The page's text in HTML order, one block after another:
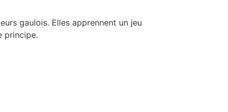
gaulois. Elles apprennent un jeu
principe.